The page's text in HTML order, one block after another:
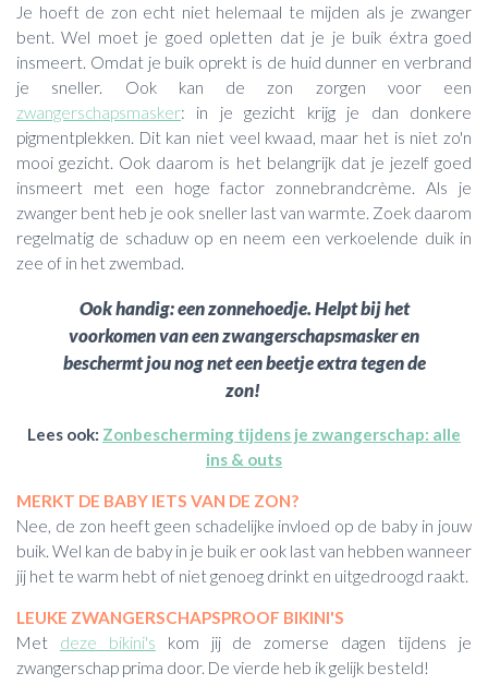
Je hoeft de zon echt niet helemaal te mijden als je zwanger
bent. Wel moet je goed opletten dat je je buik éxtra goed
insmeert. Omdat je buik oprekt is de huid dunner en verbrand
je sneller. Ook kan de zon zorgen voor een
zwangerschapsmasker: in je gezicht krijg je dan donkere
pigmentplekken. Dit kan niet veel kwaad, maar het is niet zo'n
mooi gezicht. Ook daarom is het belangrijk dat je jezelf goed
insmeert met een hoge factor zonnebrandcrème. Als je
zwanger bent heb je ook sneller last van warmte. Zoek daarom
regelmatig de schaduw op en neem een verkoelende duik in
zee of in het zwembad.
Ook handig: een zonnehoedje. Helpt bij het
voorkomen van een zwangerschapsmasker en
beschermt jou nog net een beetje extra tegen de
zon!
Lees ook: Zonbescherming tijdens je zwangerschap: alle
ins & outs
MERKT DE BABY IETS VAN DE ZON?
Nee, de zon heeft geen schadelijke invloed op de baby in jouw
buik. Wel kan de baby in je buik er ook last van hebben wanneer
jij het te warm hebt of niet genoeg drinkt en uitgedroogd raakt.
LEUKE ZWANGERSCHAPSPROOF BIKINI'S
Met deze bikini's kom jij de zomerse dagen tijdens je
zwangerschap prima door. De vierde heb ik gelijk besteld!